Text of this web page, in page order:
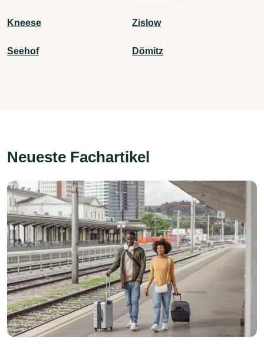
Kneese Zislow
Seehof Dömitz
Neueste Fachartikel